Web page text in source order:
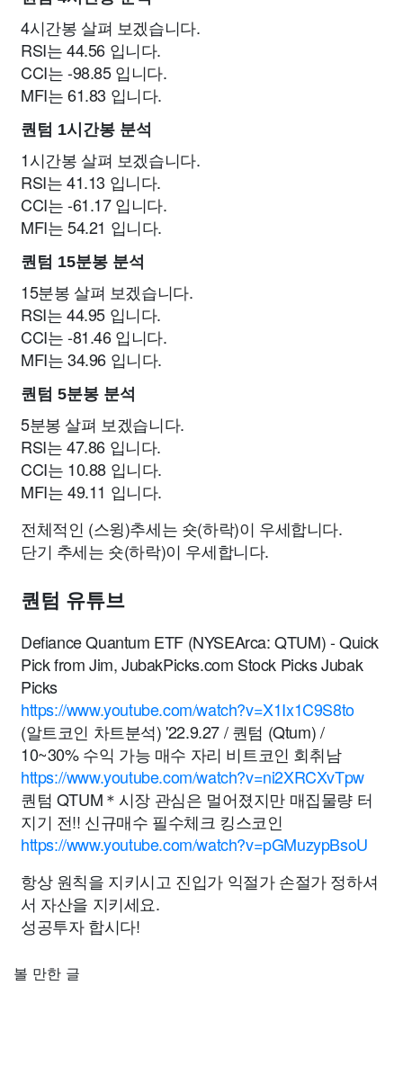
4시간봉 살펴 보겠습니다.
RSI는 44.56 입니다.
CCI는 -98.85 입니다.
MFI는 61.83 입니다.
퀀텀 1시간봉 분석
1시간봉 살펴 보겠습니다.
RSI는 41.13 입니다.
CCI는 -61.17 입니다.
MFI는 54.21 입니다.
퀀텀 15분봉 분석
15분봉 살펴 보겠습니다.
RSI는 44.95 입니다.
CCI는 -81.46 입니다.
MFI는 34.96 입니다.
퀀텀 5분봉 분석
5분봉 살펴 보겠습니다.
RSI는 47.86 입니다.
CCI는 10.88 입니다.
MFI는 49.11 입니다.
전체적인 (스윙)추세는 숏(하락)이 우세합니다.
단기 추세는 숏(하락)이 우세합니다.
퀀텀 유튜브
Defiance Quantum ETF (NYSEArca: QTUM) - Quick
Pick from Jim, JubakPicks.com Stock Picks Jubak
Picks
https://www.youtube.com/watch?v=X1Ix1C9S8to
(알트코인 차트분석) '22.9.27 / 퀀텀 (Qtum) /
10~30% 수익 가능 매수 자리 비트코인 회취남
https://www.youtube.com/watch?v=ni2XRCXvTpw
퀀텀 QTUM＊시장 관심은 멀어졌지만 매집물량 터
지기 전!! 신규매수 필수체크 킹스코인
https://www.youtube.com/watch?v=pGMuzypBsoU
항상 원칙을 지키시고 진입가 익절가 손절가 정하셔
서 자산을 지키세요.
성공투자 합시다!
볼 만한 글